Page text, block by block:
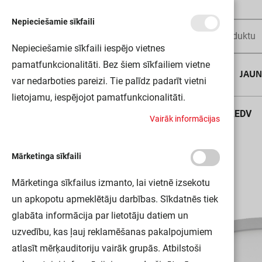
PLANON FRAMELESS RD 300 19W 830 LEDV
Nepieciešamie sīkfaili
Nepieciešamie sīkfaili iespējo vietnes
pamatfunkcionalitāti. Bez šiem sīkfailiem vietne
var nedarboties pareizi. Tie palīdz padarīt vietni
lietojamu, iespējojot pamatfunkcionalitāti.
Vairāk informācijas
Mārketinga sīkfaili
Mārketinga sīkfailus izmanto, lai vietnē izsekotu
un apkopotu apmeklētāju darbības. Sīkdatnēs tiek
glabāta informācija par lietotāju datiem un
uzvedību, kas ļauj reklamēšanas pakalpojumiem
atlasīt mērķauditoriju vairāk grupās. Atbilstoši